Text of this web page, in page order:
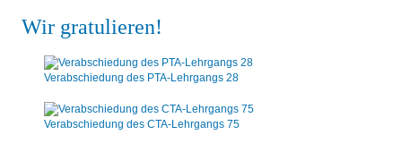
Wir gratulieren!
Verabschiedung des PTA-Lehrgangs 28
Verabschiedung des CTA-Lehrgangs 75